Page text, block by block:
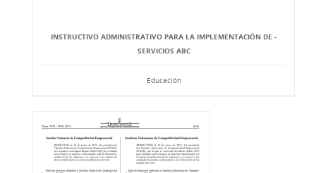
INSTRUCTIVO ADMINISTRATIVO PARA LA IMPLEMENTACIÓN DE -
SERVICIOS ABC
Educación